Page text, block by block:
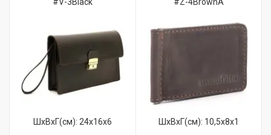
ШхВхГ(см): 24x16x6 ШхВхГ(см): 10,5x8x1